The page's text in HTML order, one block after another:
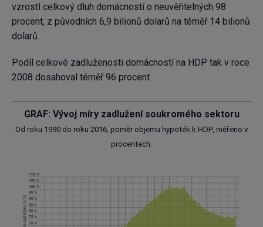
vzrostl celkový dluh domácností o neuvěřitelných 98
procent, z původních 6,9 bilionů dolarů na téměř 14 bilionů
dolarů.
Podíl celkové zadluženosti domácností na HDP tak v roce
2008 dosahoval téměř 96 procent.
GRAF: Vývoj míry zadlužení soukromého sektoru
Od roku 1990 do roku 2016, poměr objemu hypoték k HDP, měřeno v
procentech.